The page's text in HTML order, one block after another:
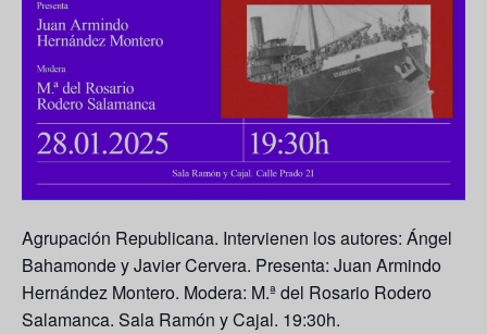
Agrupación Republicana. Intervienen los autores: Ángel
Bahamonde y Javier Cervera. Presenta: Juan Armindo
Hernández Montero. Modera: M.ª del Rosario Rodero
Salamanca. Sala Ramón y Cajal. 19:30h.